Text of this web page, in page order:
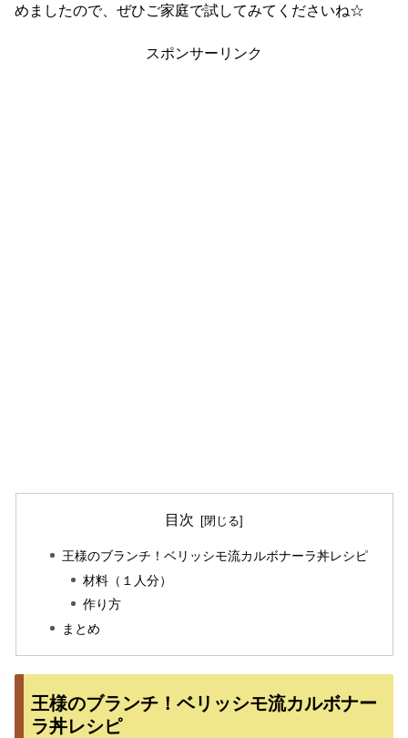
めましたので、ぜひご家庭で試してみてくださいね☆
スポンサーリンク
目次
王様のブランチ！ベリッシモ流カルボナーラ丼レシピ
材料（１人分）
作り方
まとめ
王様のブランチ！ベリッシモ流カルボナー
ラ丼レシピ